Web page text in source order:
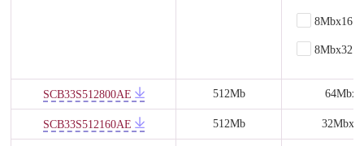
8Mbx16
8Mbx32
SCB33S512800AE 512Mb 64Mbx8
SCB33S512160AE 512Mb